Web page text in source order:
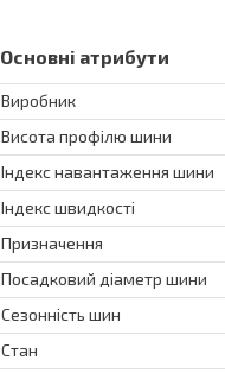
Основні атрибути
Виробник
Висота профілю шини
Індекс навантаження шини
Індекс швидкості
Призначення
Посадковий діаметр шини
Сезонність шин
Стан